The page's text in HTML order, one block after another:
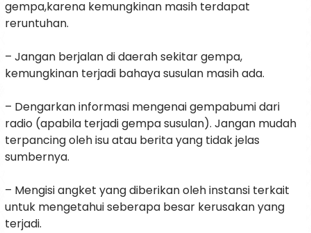
gempa,karena kemungkinan masih terdapat
reruntuhan.
– Jangan berjalan di daerah sekitar gempa,
kemungkinan terjadi bahaya susulan masih ada.
– Dengarkan informasi mengenai gempabumi dari
radio (apabila terjadi gempa susulan). Jangan mudah
terpancing oleh isu atau berita yang tidak jelas
sumbernya.
– Mengisi angket yang diberikan oleh instansi terkait
untuk mengetahui seberapa besar kerusakan yang
terjadi.